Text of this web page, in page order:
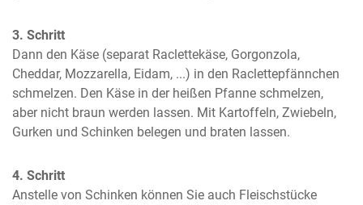
3. Schritt
Dann den Käse (separat Raclettekäse, Gorgonzola,
Cheddar, Mozzarella, Eidam, ...) in den Raclettepfännchen
schmelzen. Den Käse in der heißen Pfanne schmelzen,
aber nicht braun werden lassen. Mit Kartoffeln, Zwiebeln,
Gurken und Schinken belegen und braten lassen.
4. Schritt
Anstelle von Schinken können Sie auch Fleischstücke